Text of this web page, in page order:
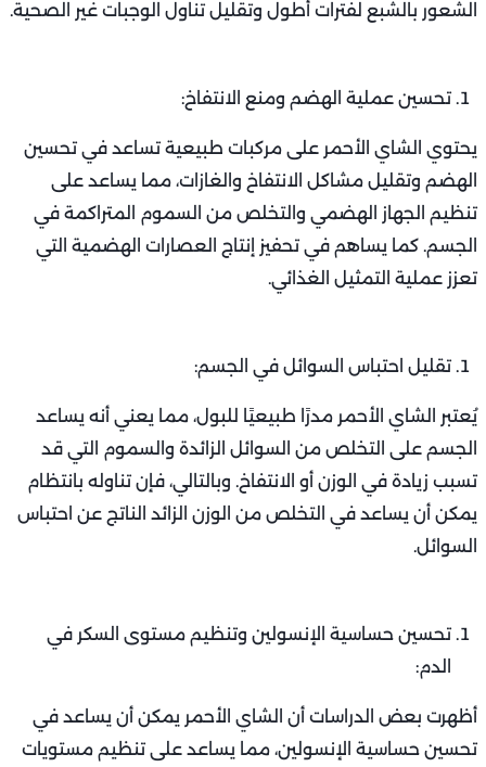
الشعور بالشبع لفترات أطول وتقليل تناول الوجبات غير الصحية.
تحسين عملية الهضم ومنع الانتفاخ:
يحتوي الشاي الأحمر على مركبات طبيعية تساعد في تحسين
الهضم وتقليل مشاكل الانتفاخ والغازات، مما يساعد على
تنظيم الجهاز الهضمي والتخلص من السموم المتراكمة في
الجسم. كما يساهم في تحفيز إنتاج العصارات الهضمية التي
تعزز عملية التمثيل الغذائي.
تقليل احتباس السوائل في الجسم:
يُعتبر الشاي الأحمر مدرًا طبيعيًا للبول، مما يعني أنه يساعد
الجسم على التخلص من السوائل الزائدة والسموم التي قد
تسبب زيادة في الوزن أو الانتفاخ. وبالتالي، فإن تناوله بانتظام
يمكن أن يساعد في التخلص من الوزن الزائد الناتج عن احتباس
السوائل.
تحسين حساسية الإنسولين وتنظيم مستوى السكر في
الدم:
أظهرت بعض الدراسات أن الشاي الأحمر يمكن أن يساعد في
تحسين حساسية الإنسولين، مما يساعد على تنظيم مستويات